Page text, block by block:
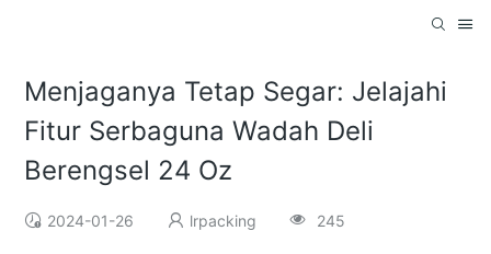
Menjaganya Tetap Segar: Jelajahi
Fitur Serbaguna Wadah Deli
Berengsel 24 Oz
2024-01-26 lrpacking 245